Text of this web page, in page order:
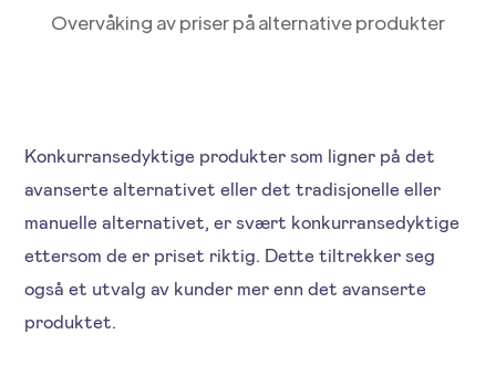
Overvåking av priser på alternative produkter
Konkurransedyktige produkter som ligner på det
avanserte alternativet eller det tradisjonelle eller
manuelle alternativet, er svært konkurransedyktige
ettersom de er priset riktig. Dette tiltrekker seg
også et utvalg av kunder mer enn det avanserte
produktet.